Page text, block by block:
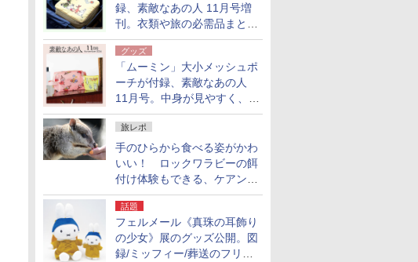
録、素敵なあの人 11月号増
刊。衣類や旅の必需品まとま
る大小2個セット
グッズ
「ムーミン」大小メッシュポ
ーチが付録、素敵なあの人
11月号。中身が見やすく、温
泉スパにも使える
旅レポ
手のひらから食べる姿がかわ
いい！ ロックワラビーの餌
付け体験もできる、ケアンズ
でアサートン高原の日本語ガ
イド付きツアーに参加してみ
た
話題
フェルメール《真珠の耳飾り
の少女》展のグッズ公開。図
録/ミッフィー/葬送のフリー